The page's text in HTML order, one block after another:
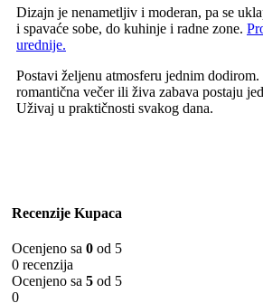
Dizajn je nenametljiv i moderan, pa se
i spavaće sobe, do kuhinje i radne zone.
urednije.
Postavi željenu atmosferu jednim
romantična večer ili živa zabava postaju
Uživaj u praktičnosti svakog dana.
Recenzije Kupaca
Ocenjeno sa 0 od 5
0 recenzija
Ocenjeno sa 5 od 5
0